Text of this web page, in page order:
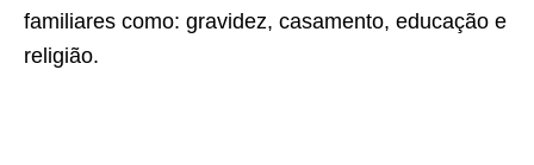
familiares como: gravidez, casamento, educação e
religião.